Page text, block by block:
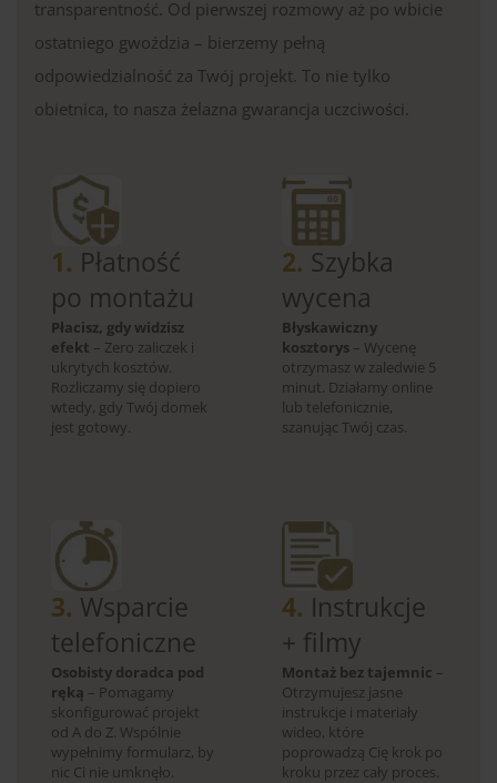
transparentność. Od pierwszej rozmowy aż po wbicie
ostatniego gwoździa – bierzemy pełną
odpowiedzialność za Twój projekt. To nie tylko
obietnica, to nasza żelazna gwarancja uczciwości.
1. Płatność
po montażu
Płacisz, gdy widzisz
efekt – Zero zaliczek i
ukrytych kosztów.
Rozliczamy się dopiero
wtedy, gdy Twój domek
jest gotowy.
2. Szybka
wycena
Błyskawiczny
kosztorys – Wycenę
otrzymasz w zaledwie 5
minut. Działamy online
lub telefonicznie,
szanując Twój czas.
3. Wsparcie
telefoniczne
Osobisty doradca pod
ręką – Pomagamy
skonfigurować projekt
od A do Z. Wspólnie
wypełnimy formularz, by
nic Ci nie umknęło.
4. Instrukcje
+ filmy
Montaż bez tajemnic –
Otrzymujesz jasne
instrukcje i materiały
wideo, które
poprowadzą Cię krok po
kroku przez cały proces.